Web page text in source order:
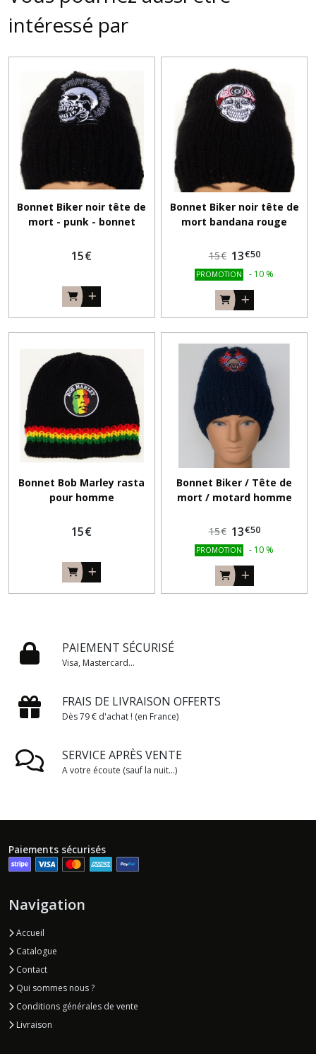
intéressé par
Bonnet Biker noir tête de
mort - punk - bonnet
15€
Bonnet Biker noir tête de
mort bandana rouge
15€ 13€50
PROMOTION - 10 %
Bonnet Bob Marley rasta
pour homme
15€
Bonnet Biker / Tête de
mort / motard homme
15€ 13€50
PROMOTION - 10 %
PAIEMENT SÉCURISÉ
Visa, Mastercard...
FRAIS DE LIVRAISON OFFERTS
Dès 79 € d'achat ! (en France)
SERVICE APRÈS VENTE
A votre écoute (sauf la nuit...)
Paiements sécurisés
Navigation
Accueil
Catalogue
Contact
Qui sommes nous ?
Conditions générales de vente
Livraison